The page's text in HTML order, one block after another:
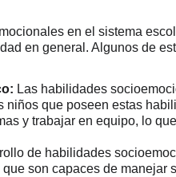
en el sistema
en general. Algunos de
Las habilidades
niños que poseen estas
y trabajar en equipo, lo
de habilidades
son capaces de manejar